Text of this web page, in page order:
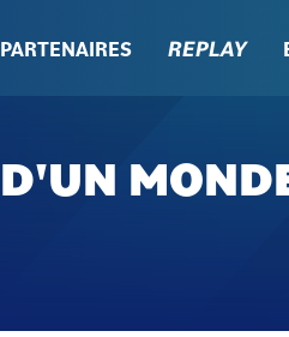
PARTENAIRES REPLAY
D'UN